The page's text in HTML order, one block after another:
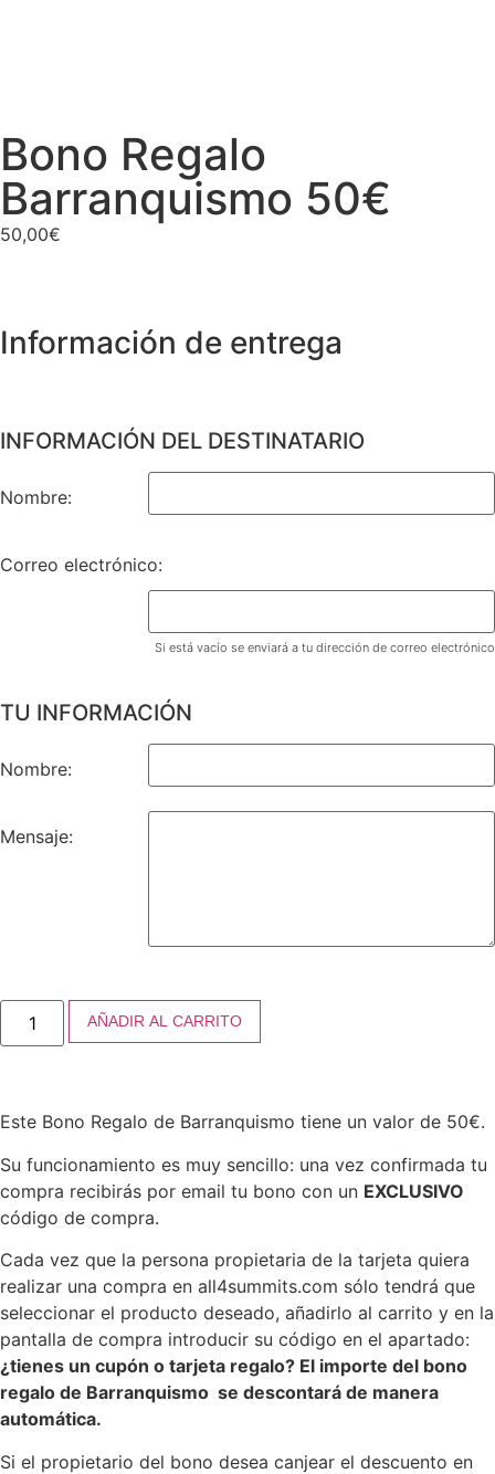
Bono Regalo
Barranquismo 50€
50,00€
Información de entrega
INFORMACIÓN DEL DESTINATARIO
Nombre:
Correo electrónico:
Si está vacío se enviará a tu dirección de correo electrónico
TU INFORMACIÓN
Nombre:
Mensaje:
AÑADIR AL CARRITO
Este Bono Regalo de Barranquismo tiene un valor de 50€.
Su funcionamiento es muy sencillo: una vez confirmada tu
compra recibirás por email tu bono con un EXCLUSIVO
código de compra.
Cada vez que la persona propietaria de la tarjeta quiera
realizar una compra en all4summits.com sólo tendrá que
seleccionar el producto deseado, añadirlo al carrito y en la
pantalla de compra introducir su código en el apartado:
¿tienes un cupón o tarjeta regalo? El importe del bono
regalo de Barranquismo se descontará de manera
automática.
Si el propietario del bono desea canjear el descuento en